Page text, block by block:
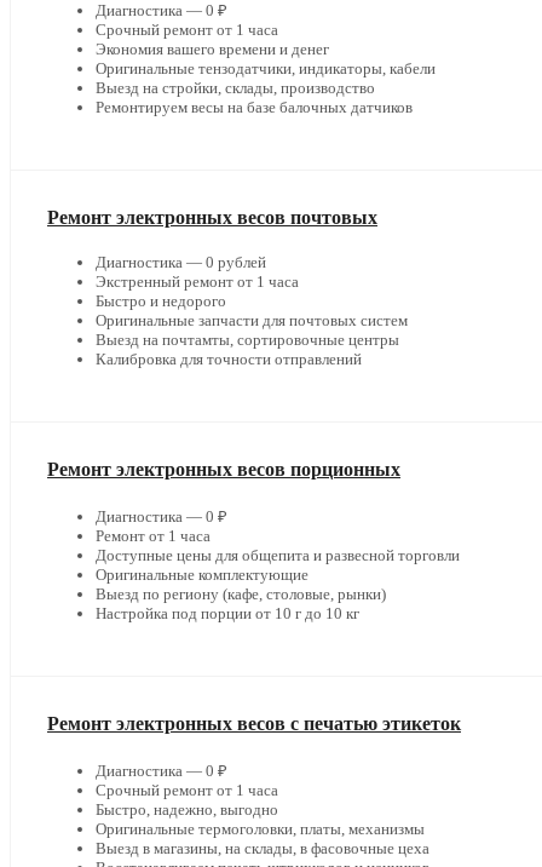
Диагностика — 0 ₽
Срочный ремонт от 1 часа
Экономия вашего времени и денег
Оригинальные тензодатчики, индикаторы, кабели
Выезд на стройки, склады, производство
Ремонтируем весы на базе балочных датчиков
Ремонт электронных весов почтовых
Диагностика — 0 рублей
Экстренный ремонт от 1 часа
Быстро и недорого
Оригинальные запчасти для почтовых систем
Выезд на почтамты, сортировочные центры
Калибровка для точности отправлений
Ремонт электронных весов порционных
Диагностика — 0 ₽
Ремонт от 1 часа
Доступные цены для общепита и развесной торговли
Оригинальные комплектующие
Выезд по региону (кафе, столовые, рынки)
Настройка под порции от 10 г до 10 кг
Ремонт электронных весов с печатью этикеток
Диагностика — 0 ₽
Срочный ремонт от 1 часа
Быстро, надежно, выгодно
Оригинальные термоголовки, платы, механизмы
Выезд в магазины, на склады, в фасовочные цеха